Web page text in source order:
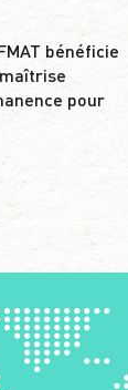
bénéficie
pour